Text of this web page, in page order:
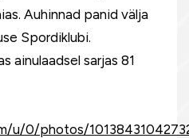
Auhinnad panid välja
Spordiklubi.
ainulaadsel sarjas 81
u/0/photos/